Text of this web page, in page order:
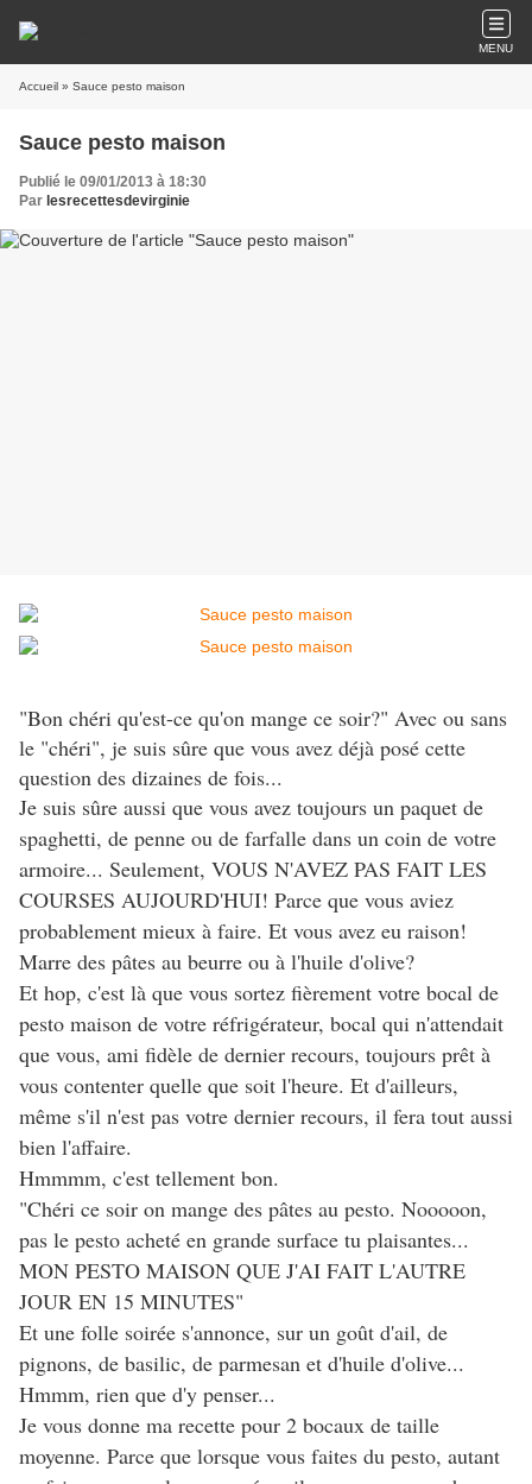
MENU
Accueil » Sauce pesto maison
Sauce pesto maison
Publié le 09/01/2013 à 18:30
Par lesrecettesdevirginie
"Bon chéri qu'est-ce qu'on mange ce soir?" Avec ou sans
le "chéri", je suis sûre que vous avez déjà posé cette
question des dizaines de fois...
Je suis sûre aussi que vous avez toujours un paquet de
spaghetti, de penne ou de farfalle dans un coin de votre
armoire... Seulement, VOUS N'AVEZ PAS FAIT LES
COURSES AUJOURD'HUI! Parce que vous aviez
probablement mieux à faire. Et vous avez eu raison!
Marre des pâtes au beurre ou à l'huile d'olive?
Et hop, c'est là que vous sortez fièrement votre bocal de
pesto maison de votre réfrigérateur, bocal qui n'attendait
que vous, ami fidèle de dernier recours, toujours prêt à
vous contenter quelle que soit l'heure. Et d'ailleurs,
même s'il n'est pas votre dernier recours, il fera tout aussi
bien l'affaire.
Hmmmm, c'est tellement bon.
"Chéri ce soir on mange des pâtes au pesto. Nooooon,
pas le pesto acheté en grande surface tu plaisantes...
MON PESTO MAISON QUE J'AI FAIT L'AUTRE
JOUR EN 15 MINUTES"
Et une folle soirée s'annonce, sur un goût d'ail, de
pignons, de basilic, de parmesan et d'huile d'olive...
Hmmm, rien que d'y penser...
Je vous donne ma recette pour 2 bocaux de taille
moyenne. Parce que lorsque vous faites du pesto, autant